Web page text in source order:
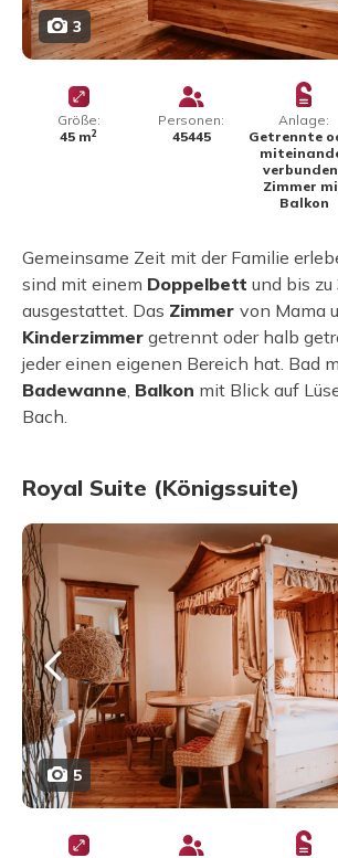
3
Größe:
45 m2
Personen:
45445
Anlage:
Getrennte
Zimmer
Balkon
Gemeinsame Zeit mit der Familie
sind mit einem Doppelbett und bis zu
ausgestattet. Das Zimmer von Mama
Kinderzimmer getrennt oder halb
jeder einen eigenen Bereich hat. Bad
Badewanne, Balkon mit Blick auf
Bach.
Royal Suite (Königssuite)
5